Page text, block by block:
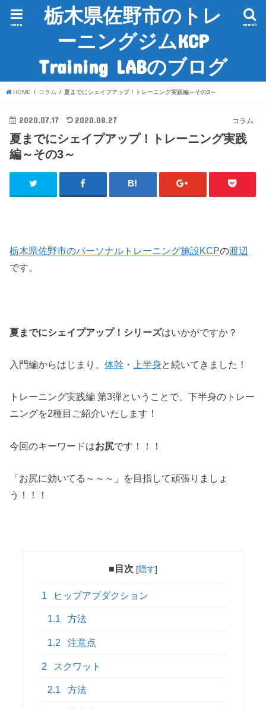
栃木県佐野市のトレ
ーニングジムKCP
Training LABのブログ
search
menu
HOME コラム 夏までにシェイプアップ！トレーニング実践編～その3～
コラム
2020.07.17 2020.08.27
夏までにシェイプアップ！トレーニング実践
編～その3～
栃木県佐野市のパーソナルトレーニング施設KCPの渡辺
です。
夏までにシェイプアップ！シリーズはいかがですか？
入門編からはじまり、体幹 ・ 上半身と続いてきました！
トレーニング実践編 第3弾ということで、下半身のトレー
ニングを2種目ご紹介いたします！
今回のキーワードはお尻です！！！
「お尻に効いてる～～～」を目指して頑張りましょ
う！！！
■目次 [隠す]
1 ヒップアブダクション
1.1 方法
1.2 注意点
2 スクワット
2.1 方法